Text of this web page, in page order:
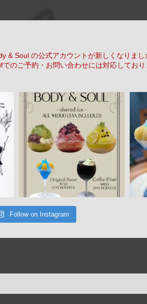
& Soul の公式アカウントが新しくなりまし
のご予約・お問い合わせには対応しており
Follow on Instagram